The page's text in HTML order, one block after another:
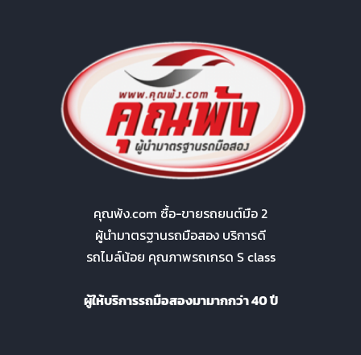
คุณพ้ง.com ซื้อ-ขายรถยนต์มือ 2
ผู้นำมาตรฐานรถมือสอง บริการดี
รถไมล์น้อย คุณภาพรถเกรด S class
ผู้ให้บริการรถมือสองมามากกว่า 40 ปี